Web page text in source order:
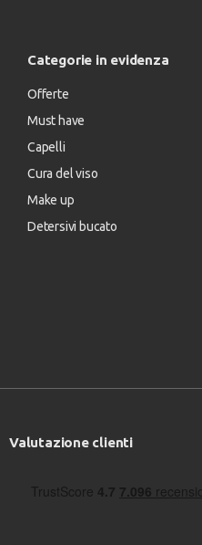
Categorie in evidenza
Offerte
Must have
Capelli
Cura del viso
Make up
Detersivi bucato
Valutazione clienti